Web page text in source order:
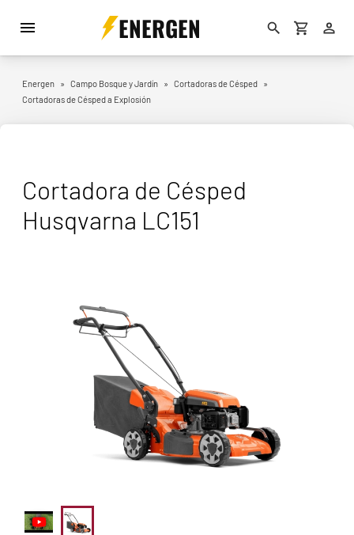
ENERGEN
Energen » Campo Bosque y Jardín » Cortadoras de Césped
»
Cortadoras de Césped a Explosión
Cortadora de Césped
Husqvarna LC151